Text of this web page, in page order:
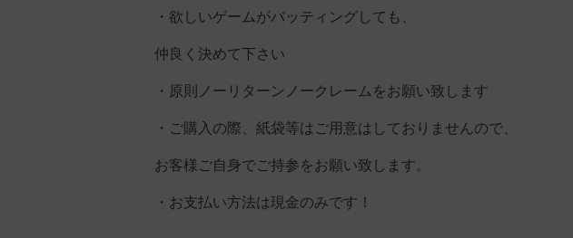
・欲しいゲームがバッティングしても、
仲良く決めて下さい
・原則ノーリターンノークレームをお願い致します
・ご購入の際、紙袋等はご用意はしておりませんので、
お客様ご自身でご持参をお願い致します。
・お支払い方法は現金のみです！